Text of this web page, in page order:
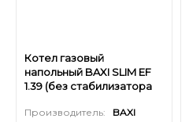
Котел газовый
напольный BAXI SLIM EF
1.39 (без стабилизатора
Производитель:
BAXI